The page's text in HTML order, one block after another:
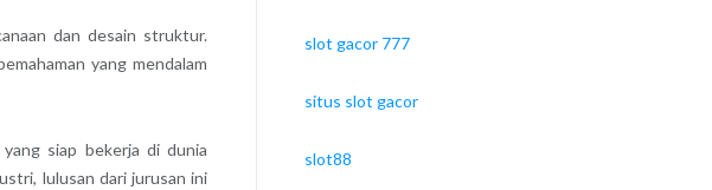
dan desain struktur.
yang mendalam
siap bekerja di dunia
lulusan dari jurusan ini
slot gacor 777
situs slot gacor
slot88